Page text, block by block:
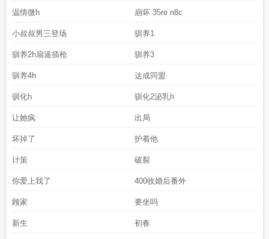
温情微h 崩坏 35re n8c
小叔叔男三登场 驯养1
驯养2h扇逼插枪 驯养3
驯养4h 达成同盟
驯化h 驯化2泌乳h
让她疯 出局
坏掉了 护着他
计策 破裂
你爱上我了 400收婚后番外
顾家 要坐吗
新生 初春